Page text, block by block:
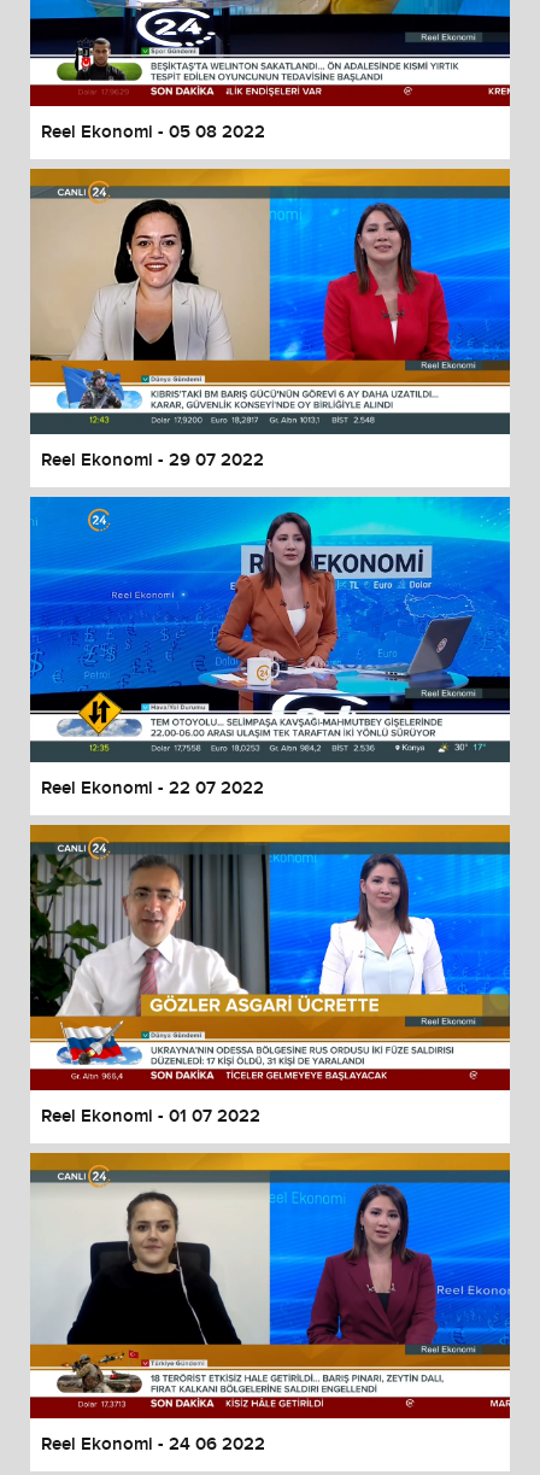
Reel Ekonomi - 05 08 2022
Reel Ekonomi - 29 07 2022
Reel Ekonomi - 22 07 2022
Reel Ekonomi - 01 07 2022
Reel Ekonomi - 24 06 2022